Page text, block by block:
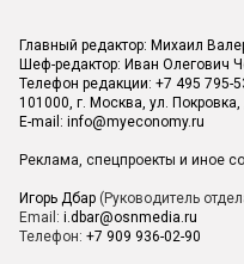
Главный редактор: Михаил
Шеф-редактор: Иван Олегович
Телефон редакции: +7 495 795-
101000, г. Москва, ул. Покровка,
E-mail: info@myeconomy.ru
Реклама, спецпроекты и иное
Игорь Дбар (Руководитель
Email: i.dbar@osnmedia.ru
Телефон: +7 909 936-02-90